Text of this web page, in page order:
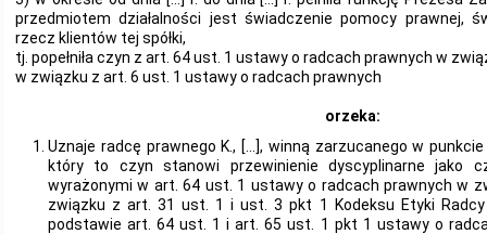
przedmiotem działalności jest świadczenie pomocy prawnej,
rzecz klientów tej spółki,
tj. popełniła czyn z art. 64 ust. 1 ustawy o radcach prawnych w
w związku z art. 6 ust. 1 ustawy o radcach prawnych
orzeka:
Uznaje radcę prawnego K., […], winną zarzucanego w
który to czyn stanowi przewinienie dyscyplinarne jako
wyrażonymi w art. 64 ust. 1 ustawy o radcach prawnych w
związku z art. 31 ust. 1 i ust. 3 pkt 1 Kodeksu Etyki
podstawie art. 64 ust. 1 i art. 65 ust. 1 pkt 1 ustawy o